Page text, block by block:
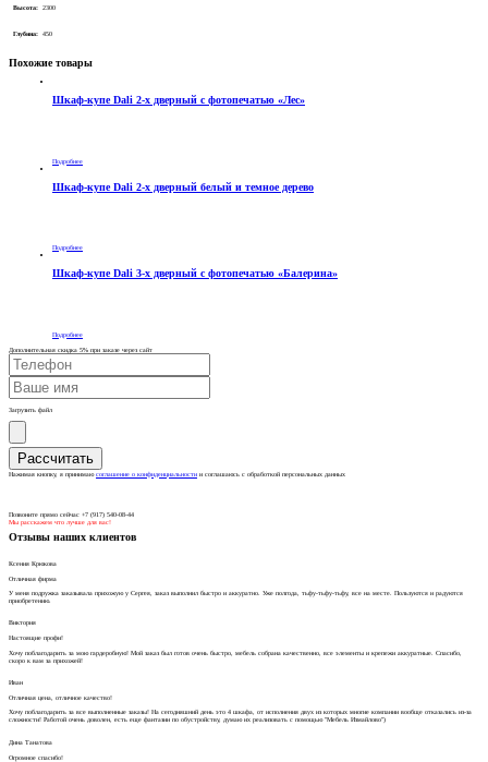
Высота: 2300
Глубина: 450
Похожие товары
Шкаф-купе Dali 2-х дверный с фотопечатью «Лес»
Подробнее
Шкаф-купе Dali 2-х дверный белый и темное дерево
Подробнее
Шкаф-купе Dali 3-х дверный с фотопечатью «Балерина»
Подробнее
Дополнительная скидка 5% при заказе через сайт
Загрузить файл
Нажимая кнопку, я принимаюсоглашение о конфиденциальности и соглашаюсь с обработкой персональных данных
Позвоните прямо сейчас +7 (917) 540-08-44
Мы расскажем что лучше для вас!
Отзывы наших клиентов
Ксения Крюкова
Отличная фирма
У меня подружка заказывала прихожую у Сергея, заказ выполнил быстро и аккуратно. Уже полгода, тьфу-тьфу-тьфу, все на месте. Пользуются и радуются
приобретению.
Виктория
Настоящие профи!
Хочу поблагодарить за мою гардеробную! Мой заказ был готов очень быстро, мебель собрана качественно, все элементы и крепежи аккуратные. Спасибо,
скоро к вам за прихожей!
Иван
Отличная цена, отличное качество!
Хочу поблагодарить за все выполненные заказы! На сегодняшний день это 4 шкафа, от исполнения двух из которых многие компании вообще отказались из-за
сложности! Работой очень доволен, есть еще фантазии по обустройству, думаю их реализовать с помощью "Мебель Измайлово")
Дина Танатова
Огромное спасибо!